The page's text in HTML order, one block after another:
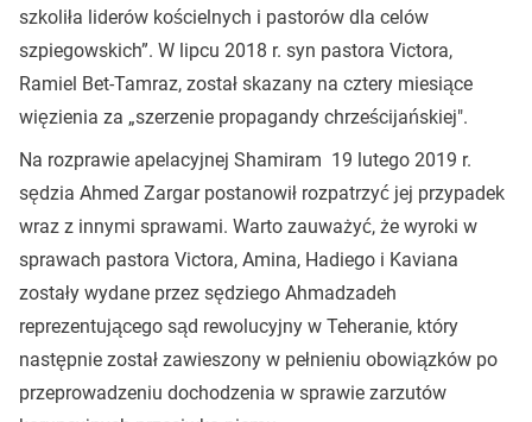
szkoliła liderów kościelnych i pastorów dla celów
szpiegowskich”. W lipcu 2018 r. syn pastora Victora,
Ramiel Bet-Tamraz, został skazany na cztery miesiące
więzienia za „szerzenie propagandy chrześcijańskiej".
Na rozprawie apelacyjnej Shamiram 19 lutego 2019 r.
sędzia Ahmed Zargar postanowił rozpatrzyć jej przypadek
wraz z innymi sprawami. Warto zauważyć, że wyroki w
sprawach pastora Victora, Amina, Hadiego i Kaviana
zostały wydane przez sędziego Ahmadzadeh
reprezentującego sąd rewolucyjny w Teheranie, który
następnie został zawieszony w pełnieniu obowiązków po
przeprowadzeniu dochodzenia w sprawie zarzutów